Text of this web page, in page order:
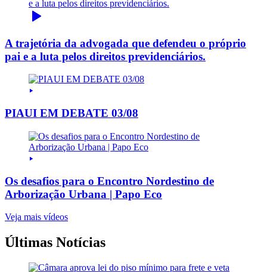
A trajetória da advogada que defendeu o próprio
pai e a luta pelos direitos previdenciários.
PIAUI EM DEBATE 03/08
Os desafios para o Encontro Nordestino de
Arborização Urbana | Papo Eco
Veja mais vídeos
Últimas Notícias